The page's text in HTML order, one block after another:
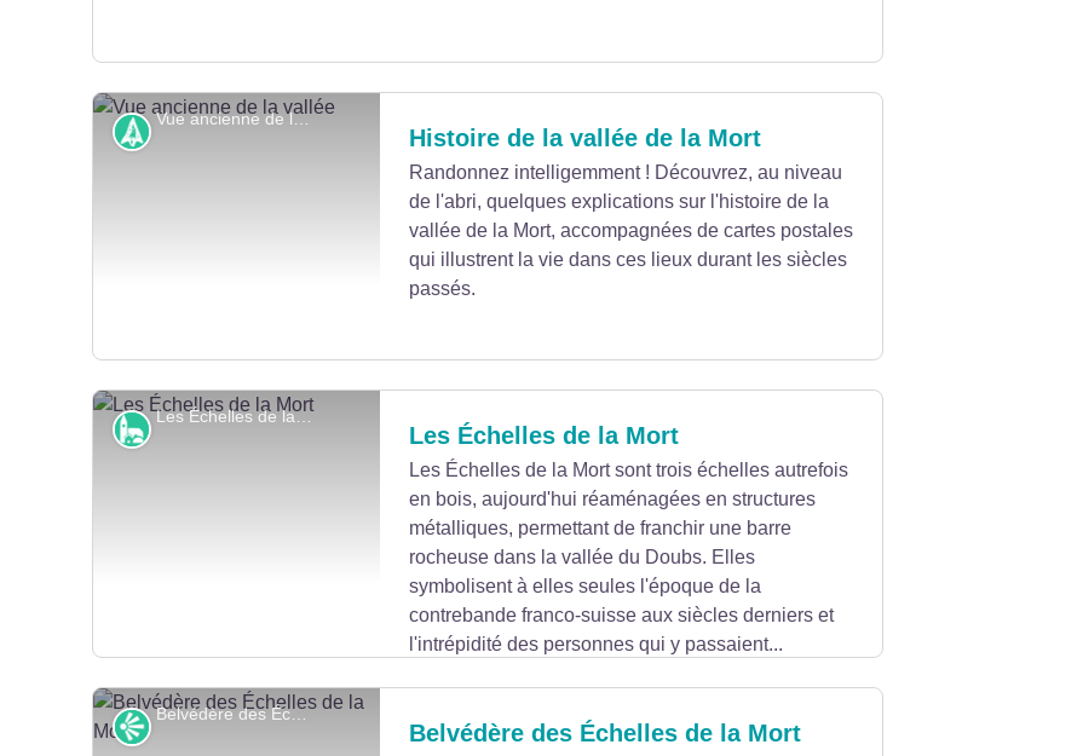
Voir l'image en plein écran
Vue ancienne de la vallée - Anonyme
Voir l'image en plein écran
Histoire Histoire de la vallée de la Mort
Randonnez intelligemment ! Découvrez, au niveau
de l'abri, quelques explications sur l'histoire de la
vallée de la Mort, accompagnées de cartes postales
qui illustrent la vie dans ces lieux durant les siècles
passés.
Les Échelles de la Mort - P.Bruot
Petit patrimoine Les Échelles de la Mort
Les Échelles de la Mort sont trois échelles autrefois
en bois, aujourd'hui réaménagées en structures
métalliques, permettant de franchir une barre
rocheuse dans la vallée du Doubs. Elles
symbolisent à elles seules l'époque de la
contrebande franco-suisse aux siècles derniers et
l'intrépidité des personnes qui y passaient...
Belvédère des Échelles de la Mort - P.Bruot
Point de vue Belvédère des Échelles de la Mort